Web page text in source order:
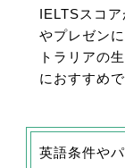
IELTSスコ
やプレゼン
トラリアの
におすすめで
英語条件や